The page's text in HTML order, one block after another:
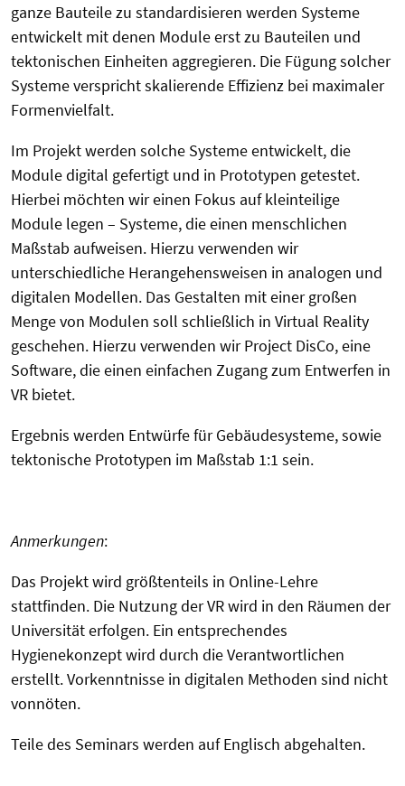
ganze Bauteile zu standardisieren werden Systeme
entwickelt mit denen Module erst zu Bauteilen und
tektonischen Einheiten aggregieren. Die Fügung solcher
Systeme verspricht skalierende Effizienz bei maximaler
Formenvielfalt.
Im Projekt werden solche Systeme entwickelt, die
Module digital gefertigt und in Prototypen getestet.
Hierbei möchten wir einen Fokus auf kleinteilige
Module legen – Systeme, die einen menschlichen
Maßstab aufweisen. Hierzu verwenden wir
unterschiedliche Herangehensweisen in analogen und
digitalen Modellen. Das Gestalten mit einer großen
Menge von Modulen soll schließlich in Virtual Reality
geschehen. Hierzu verwenden wir Project DisCo, eine
Software, die einen einfachen Zugang zum Entwerfen in
VR bietet.
Ergebnis werden Entwürfe für Gebäudesysteme, sowie
tektonische Prototypen im Maßstab 1:1 sein.
Anmerkungen:
Das Projekt wird größtenteils in Online-Lehre
stattfinden. Die Nutzung der VR wird in den Räumen der
Universität erfolgen. Ein entsprechendes
Hygienekonzept wird durch die Verantwortlichen
erstellt. Vorkenntnisse in digitalen Methoden sind nicht
vonnöten.
Teile des Seminars werden auf Englisch abgehalten.